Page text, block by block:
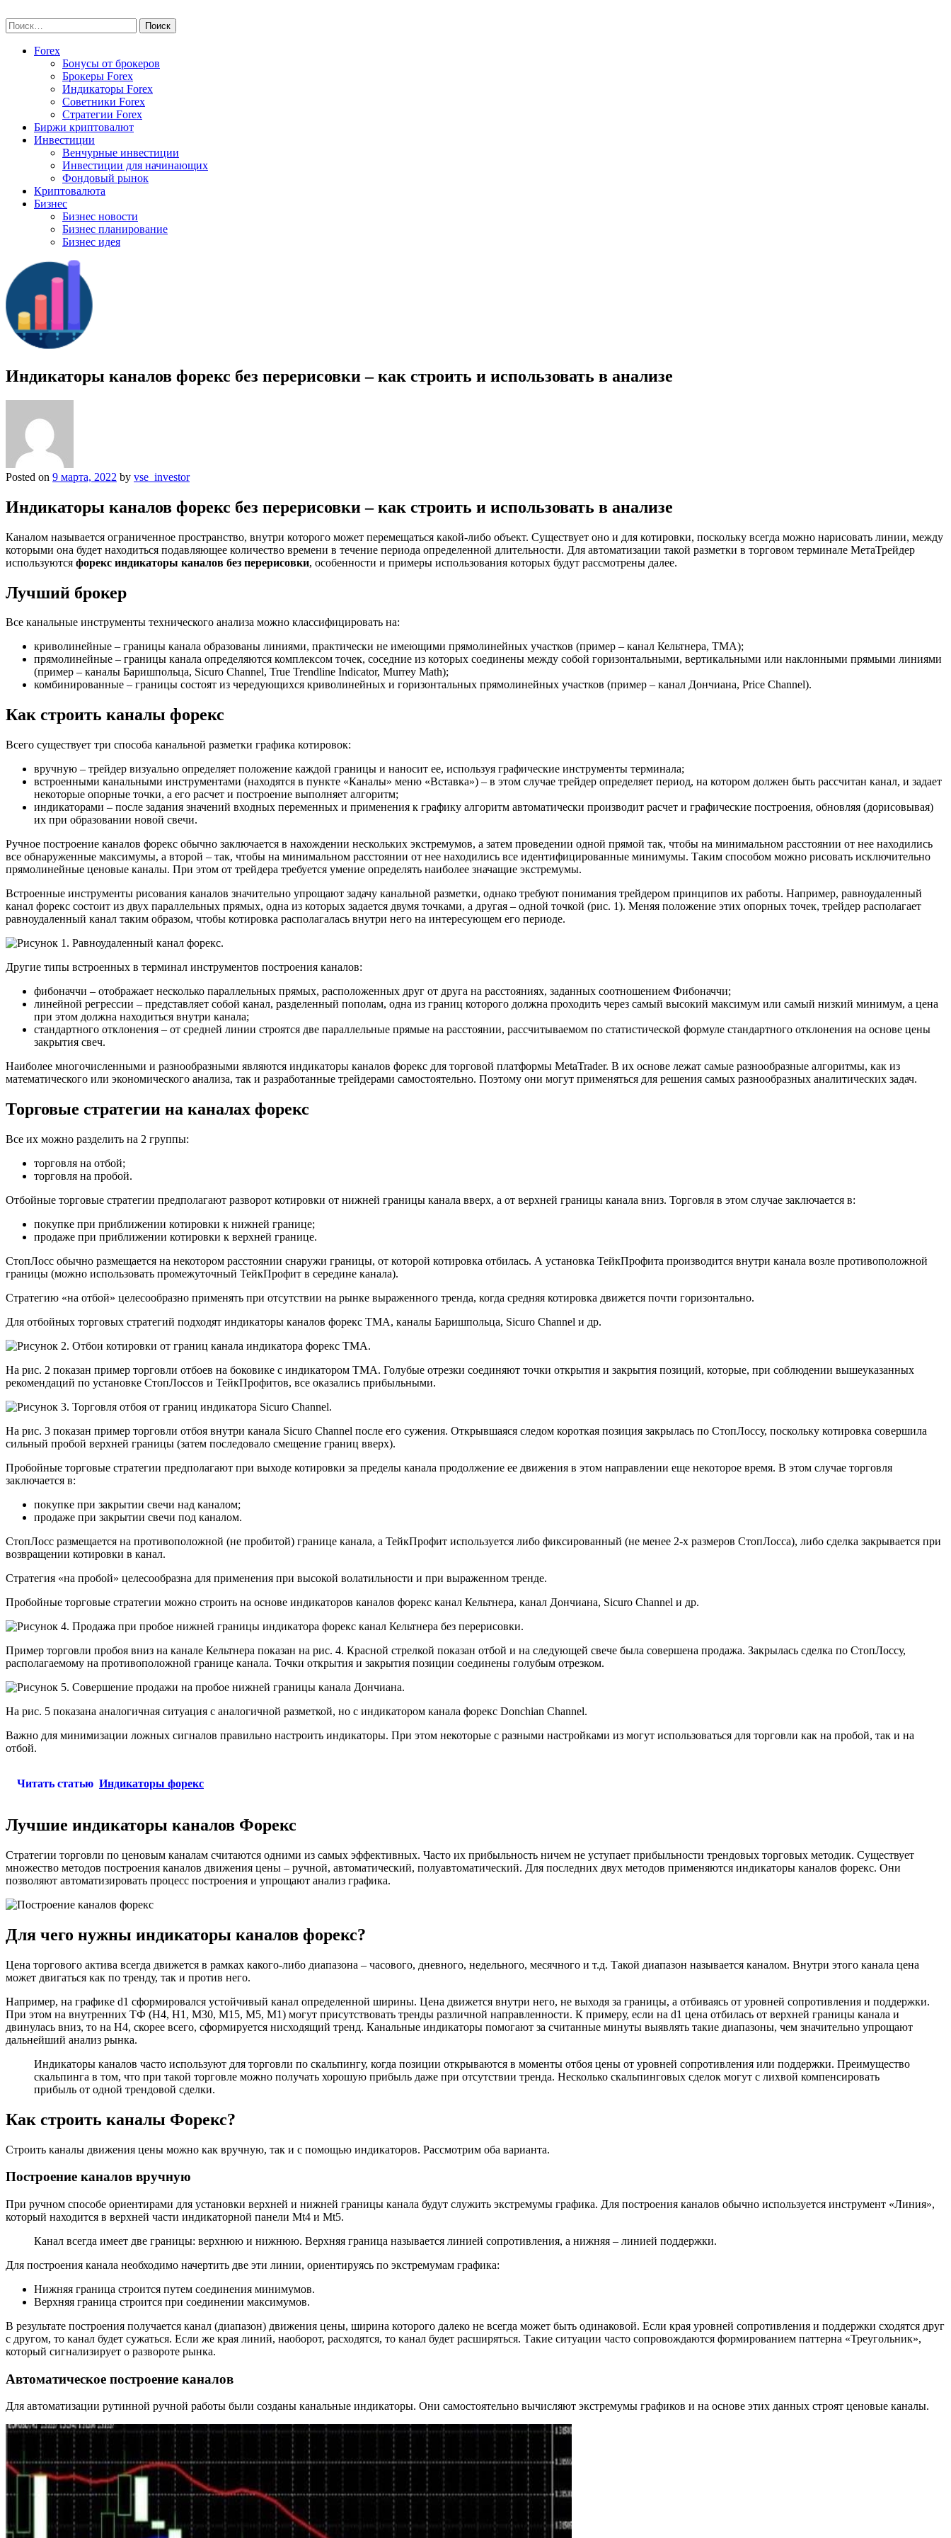
to
content
Найти:
Forex
Бонусы от брокеров
Брокеры Forex
Индикаторы Forex
Советники Forex
Стратегии Forex
Биржи криптовалют
Инвестиции
Венчурные инвестиции
Инвестиции для начинающих
Фондовый рынок
Криптовалюта
Бизнес
Бизнес новости
Бизнес планирование
Бизнес идея
Индикаторы каналов форекс без перерисовки – как строить и использовать в анализе
Posted on 9 марта, 2022 by vse_investor
Индикаторы каналов форекс без перерисовки – как строить и использовать в анализе
Каналом называется ограниченное пространство, внутри которого может перемещаться какой-либо объект. Существует оно и для котировки, поскольку всегда можно нарисовать линии, между
которыми она будет находиться подавляющее количество времени в течение периода определенной длительности. Для автоматизации такой разметки в торговом терминале МетаТрейдер
используются форекс индикаторы каналов без перерисовки, особенности и примеры использования которых будут рассмотрены далее.
Лучший брокер
Все канальные инструменты технического анализа можно классифицировать на:
криволинейные – границы канала образованы линиями, практически не имеющими прямолинейных участков (пример – канал Кельтнера, TMA);
прямолинейные – границы канала определяются комплексом точек, соседние из которых соединены между собой горизонтальными, вертикальными или наклонными прямыми линиями
(пример – каналы Баришпольца, Sicuro Channel, True Trendline Indicator, Murrey Math);
комбинированные – границы состоят из чередующихся криволинейных и горизонтальных прямолинейных участков (пример – канал Дончиана, Price Channel).
Как строить каналы форекс
Всего существует три способа канальной разметки графика котировок:
вручную – трейдер визуально определяет положение каждой границы и наносит ее, используя графические инструменты терминала;
встроенными канальными инструментами (находятся в пункте «Каналы» меню «Вставка») – в этом случае трейдер определяет период, на котором должен быть рассчитан канал, и задает
некоторые опорные точки, а его расчет и построение выполняет алгоритм;
индикаторами – после задания значений входных переменных и применения к графику алгоритм автоматически производит расчет и графические построения, обновляя (дорисовывая)
их при образовании новой свечи.
Ручное построение каналов форекс обычно заключается в нахождении нескольких экстремумов, а затем проведении одной прямой так, чтобы на минимальном расстоянии от нее находились
все обнаруженные максимумы, а второй – так, чтобы на минимальном расстоянии от нее находились все идентифицированные минимумы. Таким способом можно рисовать исключительно
прямолинейные ценовые каналы. При этом от трейдера требуется умение определять наиболее значащие экстремумы.
Встроенные инструменты рисования каналов значительно упрощают задачу канальной разметки, однако требуют понимания трейдером принципов их работы. Например, равноудаленный
канал форекс состоит из двух параллельных прямых, одна из которых задается двумя точками, а другая – одной точкой (рис. 1). Меняя положение этих опорных точек, трейдер располагает
равноудаленный канал таким образом, чтобы котировка располагалась внутри него на интересующем его периоде.
Другие типы встроенных в терминал инструментов построения каналов:
фибоначчи – отображает несколько параллельных прямых, расположенных друг от друга на расстояниях, заданных соотношением Фибоначчи;
линейной регрессии – представляет собой канал, разделенный пополам, одна из границ которого должна проходить через самый высокий максимум или самый низкий минимум, а цена
при этом должна находиться внутри канала;
стандартного отклонения – от средней линии строятся две параллельные прямые на расстоянии, рассчитываемом по статистической формуле стандартного отклонения на основе цены
закрытия свеч.
Наиболее многочисленными и разнообразными являются индикаторы каналов форекс для торговой платформы MetaTrader. В их основе лежат самые разнообразные алгоритмы, как из
математического или экономического анализа, так и разработанные трейдерами самостоятельно. Поэтому они могут применяться для решения самых разнообразных аналитических задач.
Торговые стратегии на каналах форекс
Все их можно разделить на 2 группы:
торговля на отбой;
торговля на пробой.
Отбойные торговые стратегии предполагают разворот котировки от нижней границы канала вверх, а от верхней границы канала вниз. Торговля в этом случае заключается в:
покупке при приближении котировки к нижней границе;
продаже при приближении котировки к верхней границе.
СтопЛосс обычно размещается на некотором расстоянии снаружи границы, от которой котировка отбилась. А установка ТейкПрофита производится внутри канала возле противоположной
границы (можно использовать промежуточный ТейкПрофит в середине канала).
Стратегию «на отбой» целесообразно применять при отсутствии на рынке выраженного тренда, когда средняя котировка движется почти горизонтально.
Для отбойных торговых стратегий подходят индикаторы каналов форекс TMA, каналы Баришпольца, Sicuro Channel и др.
На рис. 2 показан пример торговли отбоев на боковике с индикатором TMA. Голубые отрезки соединяют точки открытия и закрытия позиций, которые, при соблюдении вышеуказанных
рекомендаций по установке СтопЛоссов и ТейкПрофитов, все оказались прибыльными.
На рис. 3 показан пример торговли отбоя внутри канала Sicuro Channel после его сужения. Открывшаяся следом короткая позиция закрылась по СтопЛоссу, поскольку котировка совершила
сильный пробой верхней границы (затем последовало смещение границ вверх).
Пробойные торговые стратегии предполагают при выходе котировки за пределы канала продолжение ее движения в этом направлении еще некоторое время. В этом случае торговля
заключается в:
покупке при закрытии свечи над каналом;
продаже при закрытии свечи под каналом.
СтопЛосс размещается на противоположной (не пробитой) границе канала, а ТейкПрофит используется либо фиксированный (не менее 2-х размеров СтопЛосса), либо сделка закрывается при
возвращении котировки в канал.
Стратегия «на пробой» целесообразна для применения при высокой волатильности и при выраженном тренде.
Пробойные торговые стратегии можно строить на основе индикаторов каналов форекс канал Кельтнера, канал Дончиана, Sicuro Channel и др.
Пример торговли пробоя вниз на канале Кельтнера показан на рис. 4. Красной стрелкой показан отбой и на следующей свече была совершена продажа. Закрылась сделка по СтопЛоссу,
располагаемому на противоположной границе канала. Точки открытия и закрытия позиции соединены голубым отрезком.
На рис. 5 показана аналогичная ситуация с аналогичной разметкой, но с индикатором канала форекс Donchian Channel.
Важно для минимизации ложных сигналов правильно настроить индикаторы. При этом некоторые с разными настройками из могут использоваться для торговли как на пробой, так и на
отбой.
Читать статью Индикаторы форекс
Лучшие индикаторы каналов Форекс
Стратегии торговли по ценовым каналам считаются одними из самых эффективных. Часто их прибыльность ничем не уступает прибыльности трендовых торговых методик. Существует
множество методов построения каналов движения цены – ручной, автоматический, полуавтоматический. Для последних двух методов применяются индикаторы каналов форекс. Они
позволяют автоматизировать процесс построения и упрощают анализ графика.
Для чего нужны индикаторы каналов форекс?
Цена торгового актива всегда движется в рамках какого-либо диапазона – часового, дневного, недельного, месячного и т.д. Такой диапазон называется каналом. Внутри этого канала цена
может двигаться как по тренду, так и против него.
Например, на графике d1 сформировался устойчивый канал определенной ширины. Цена движется внутри него, не выходя за границы, а отбиваясь от уровней сопротивления и поддержки.
При этом на внутренних ТФ (H4, H1, M30, M15, M5, M1) могут присутствовать тренды различной направленности. К примеру, если на d1 цена отбилась от верхней границы канала и
двинулась вниз, то на H4, скорее всего, сформируется нисходящий тренд. Канальные индикаторы помогают за считанные минуты выявлять такие диапазоны, чем значительно упрощают
дальнейший анализ рынка.
Индикаторы каналов часто используют для торговли по скальпингу, когда позиции открываются в моменты отбоя цены от уровней сопротивления или поддержки. Преимущество
скальпинга в том, что при такой торговле можно получать хорошую прибыль даже при отсутствии тренда. Несколько скальпинговых сделок могут с лихвой компенсировать
прибыль от одной трендовой сделки.
Как строить каналы Форекс?
Строить каналы движения цены можно как вручную, так и с помощью индикаторов. Рассмотрим оба варианта.
Построение каналов вручную
При ручном способе ориентирами для установки верхней и нижней границы канала будут служить экстремумы графика. Для построения каналов обычно используется инструмент «Линия»,
который находится в верхней части индикаторной панели Mt4 и Mt5.
Канал всегда имеет две границы: верхнюю и нижнюю. Верхняя граница называется линией сопротивления, а нижняя – линией поддержки.
Для построения канала необходимо начертить две эти линии, ориентируясь по экстремумам графика:
Нижняя граница строится путем соединения минимумов.
Верхняя граница строится при соединении максимумов.
В результате построения получается канал (диапазон) движения цены, ширина которого далеко не всегда может быть одинаковой. Если края уровней сопротивления и поддержки сходятся друг
с другом, то канал будет сужаться. Если же края линий, наоборот, расходятся, то канал будет расширяться. Такие ситуации часто сопровождаются формированием паттерна «Треугольник»,
который сигнализирует о развороте рынка.
Автоматическое построение каналов
Для автоматизации рутинной ручной работы были созданы канальные индикаторы. Они самостоятельно вычисляют экстремумы графиков и на основе этих данных строят ценовые каналы.